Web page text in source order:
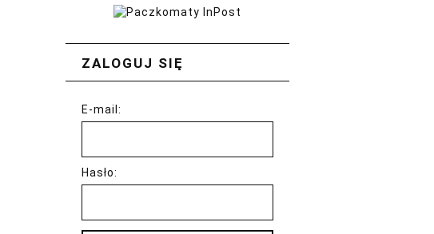
ZALOGUJ SIĘ
E-mail:
Hasło: